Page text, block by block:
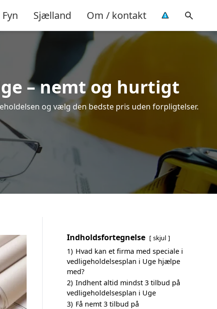
Fyn Sjælland Om / kontakt
– nemt og hurtigt
og vælg den bedste pris uden forpligtelser.
Indholdsfortegnelse skjul
1) Hvad kan et firma med speciale i
vedligeholdelsesplan i Uge hjælpe
med?
2) Indhent altid mindst 3 tilbud på
vedligeholdelsesplan i Uge
3) Få nemt 3 tilbud på